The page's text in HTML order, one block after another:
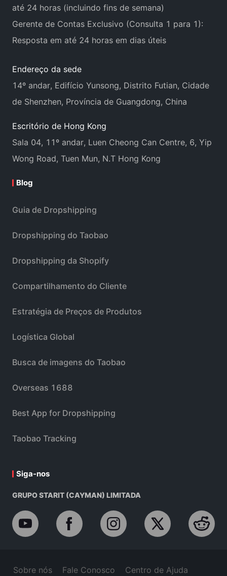
até 24 horas (incluindo fins de semana)
Gerente de Contas Exclusivo (Consulta 1 para 1):
Resposta em até 24 horas em dias úteis
Endereço da sede
14º andar, Edifício Yunsong, Distrito Futian, Cidade
de Shenzhen, Província de Guangdong, China
Escritório de Hong Kong
Sala 04, 11º andar, Luen Cheong Can Centre, 6, Yip
Wong Road, Tuen Mun, N.T Hong Kong
Blog
Guia de Dropshipping
Dropshipping do Taobao
Dropshipping da Shopify
Compartilhamento do Cliente
Estratégia de Preços de Produtos
Logística Global
Busca de imagens do Taobao
Overseas 1688
Best App for Dropshipping
Taobao Tracking
Siga-nos
GRUPO STARIT (CAYMAN) LIMITADA
Sobre nós Fale Conosco Centro de Ajuda